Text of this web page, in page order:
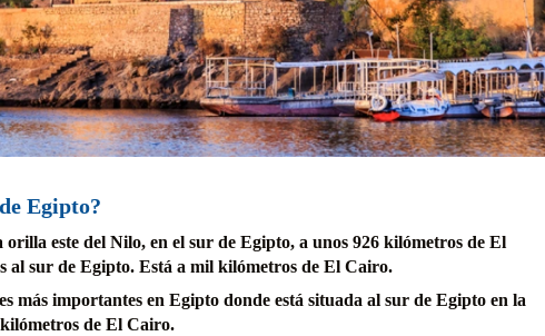
Egipto?
este del Nilo, en el sur de Egipto, a unos 926 kilómetros de El
al sur de Egipto. Está a mil kilómetros de El Cairo.
más importantes en Egipto donde está situada al sur de Egipto en la
de El Cairo.